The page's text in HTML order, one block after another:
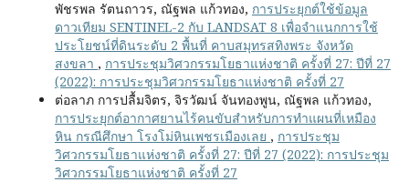
พัชรพล รัตนถาวร, ณัฐพล แก้วทอง, การประยุกต์ใช้ข้อมูล
ดาวเทียม SENTINEL-2 กับ LANDSAT 8 เพื่อจำแนกการใช้
ประโยชน์ที่ดินระดับ 2 พื้นที่ คาบสมุทรสทิงพระ จังหวัด
สงขลา , การประชุมวิศวกรรมโยธาแห่งชาติ ครั้งที่ 27: ปีที่ 27
(2022): การประชุมวิศวกรรมโยธาแห่งชาติ ครั้งที่ 27
ต่อลาภ การปลื้มจิตร, จิรวัฒน์ จันทองพูน, ณัฐพล แก้วทอง,
การประยุกต์อากาศยานไร้คนขับสำหรับการทำแผนที่เหมือง
หิน กรณีศึกษา โรงโม่หินเพชรเมืองเลย , การประชุม
วิศวกรรมโยธาแห่งชาติ ครั้งที่ 27: ปีที่ 27 (2022): การประชุม
วิศวกรรมโยธาแห่งชาติ ครั้งที่ 27